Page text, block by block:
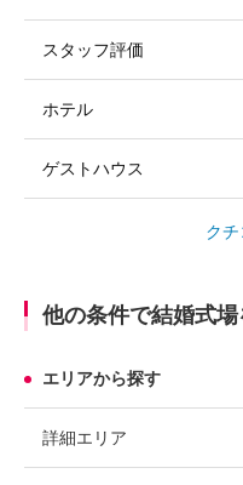
スタッフ評価
ホテル
ゲストハウス
ク
他の条件で結婚式
エリアから探す
詳細エリア